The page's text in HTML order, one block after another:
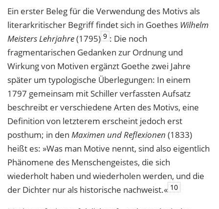
Ein erster Beleg für die Verwendung des Motivs als
literarkritischer Begriff findet sich in Goethes Wilhelm
Meisters Lehrjahre(1795) 9 : Die noch
fragmentarischen Gedanken zur Ordnung und
Wirkung von Motiven ergänzt Goethe zwei Jahre
später um typologische Überlegungen: In einem
1797 gemeinsam mit Schiller verfassten Aufsatz
beschreibt er verschiedene Arten des Motivs, eine
Definition von letzterem erscheint jedoch erst
posthum; in den Maximen und Reflexionen (1833)
heißt es: »Was man Motive nennt, sind also eigentlich
Phänomene des Menschengeistes, die sich
wiederholt haben und wiederholen werden, und die
der Dichter nur als historische nachweist.« 10